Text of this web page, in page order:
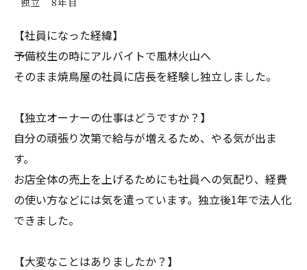
【社員になった経緯】
予備校生の時にアルバイトで風林火山へ
そのまま焼鳥屋の社員に店長を経験し独立しました。
【独立オーナーの仕事はどうですか？】
自分の頑張り次第で給与が増えるため、やる気が出ま
す。
お店全体の売上を上げるためにも社員への気配り、経費
の使い方などには気を遣っています。独立後1年で法人化
できました。
【大変なことはありましたか？】